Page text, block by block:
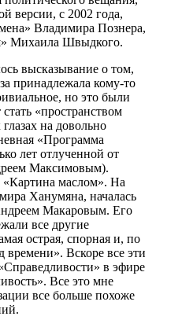
версии, с 2002 года,
Владимира Познера,
Михаила Швыдкого.
высказывание о том,
принадлежала кому-то
но это были
«пространством
на довольно
«Программа
лет отлученной от
Максимовым).
маслом». На
Ханумяна, началась
Макаровым. Его
все другие
острая, спорная и, по
Вскоре все эти
в эфире
Все это мне
все больше похоже